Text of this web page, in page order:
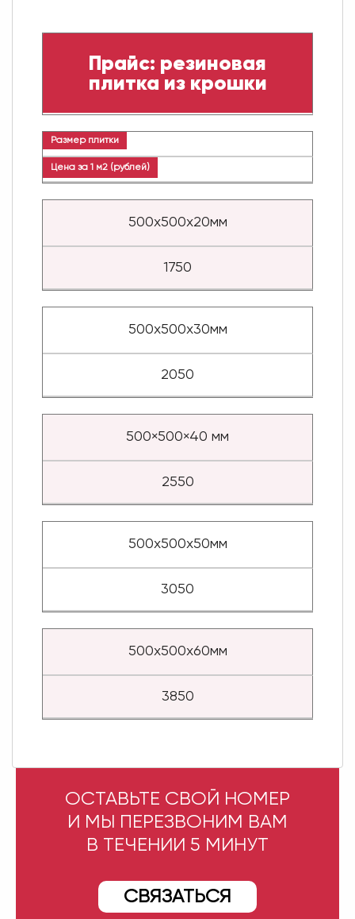
Прайс: резиновая
плитка из крошки
Размер плитки
Цена за 1 м2 (рублей)
500х500х20мм
1750
500х500х30мм
2050
500×500×40 мм
2550
500х500х50мм
3050
500х500х60мм
3850
ОСТАВЬТЕ СВОЙ НОМЕР
И МЫ ПЕРЕЗВОНИМ ВАМ
В ТЕЧЕНИИ 5 МИНУТ
СВЯЗАТЬСЯ